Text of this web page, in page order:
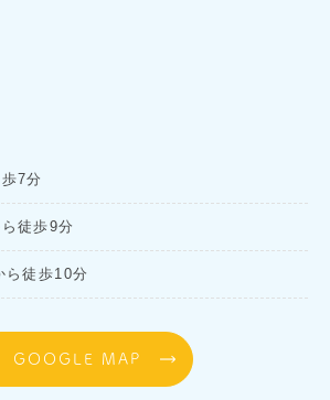
7分
徒歩9分
ら徒歩10分
GOOGLE MAP